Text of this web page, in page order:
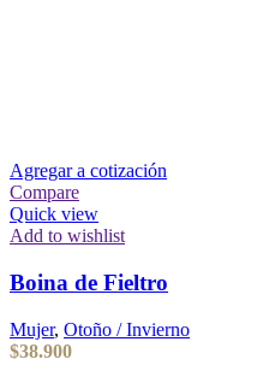
Agregar a cotización
Compare
Quick view
Add to wishlist
Boina de Fieltro
Mujer, Otoño / Invierno
$38.900